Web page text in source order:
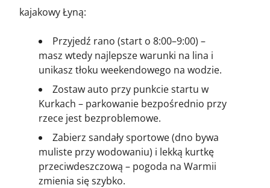
kajakowy Łyną:
Przyjedź rano (start o 8:00–9:00) –
masz wtedy najlepsze warunki na lina i
unikasz tłoku weekendowego na wodzie.
Zostaw auto przy punkcie startu w
Kurkach – parkowanie bezpośrednio przy
rzece jest bezproblemowe.
Zabierz sandały sportowe (dno bywa
muliste przy wodowaniu) i lekką kurtkę
przeciwdeszczową – pogoda na Warmii
zmienia się szybko.